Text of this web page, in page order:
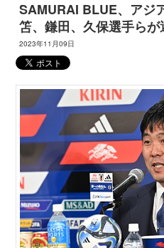
SAMURAI BLUE、アジ
笘、鎌田、久保選手らが
2023年11月09日